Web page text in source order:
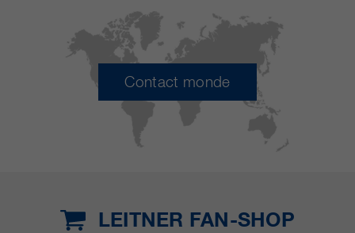
Contact monde
LEITNER FAN-SHOP